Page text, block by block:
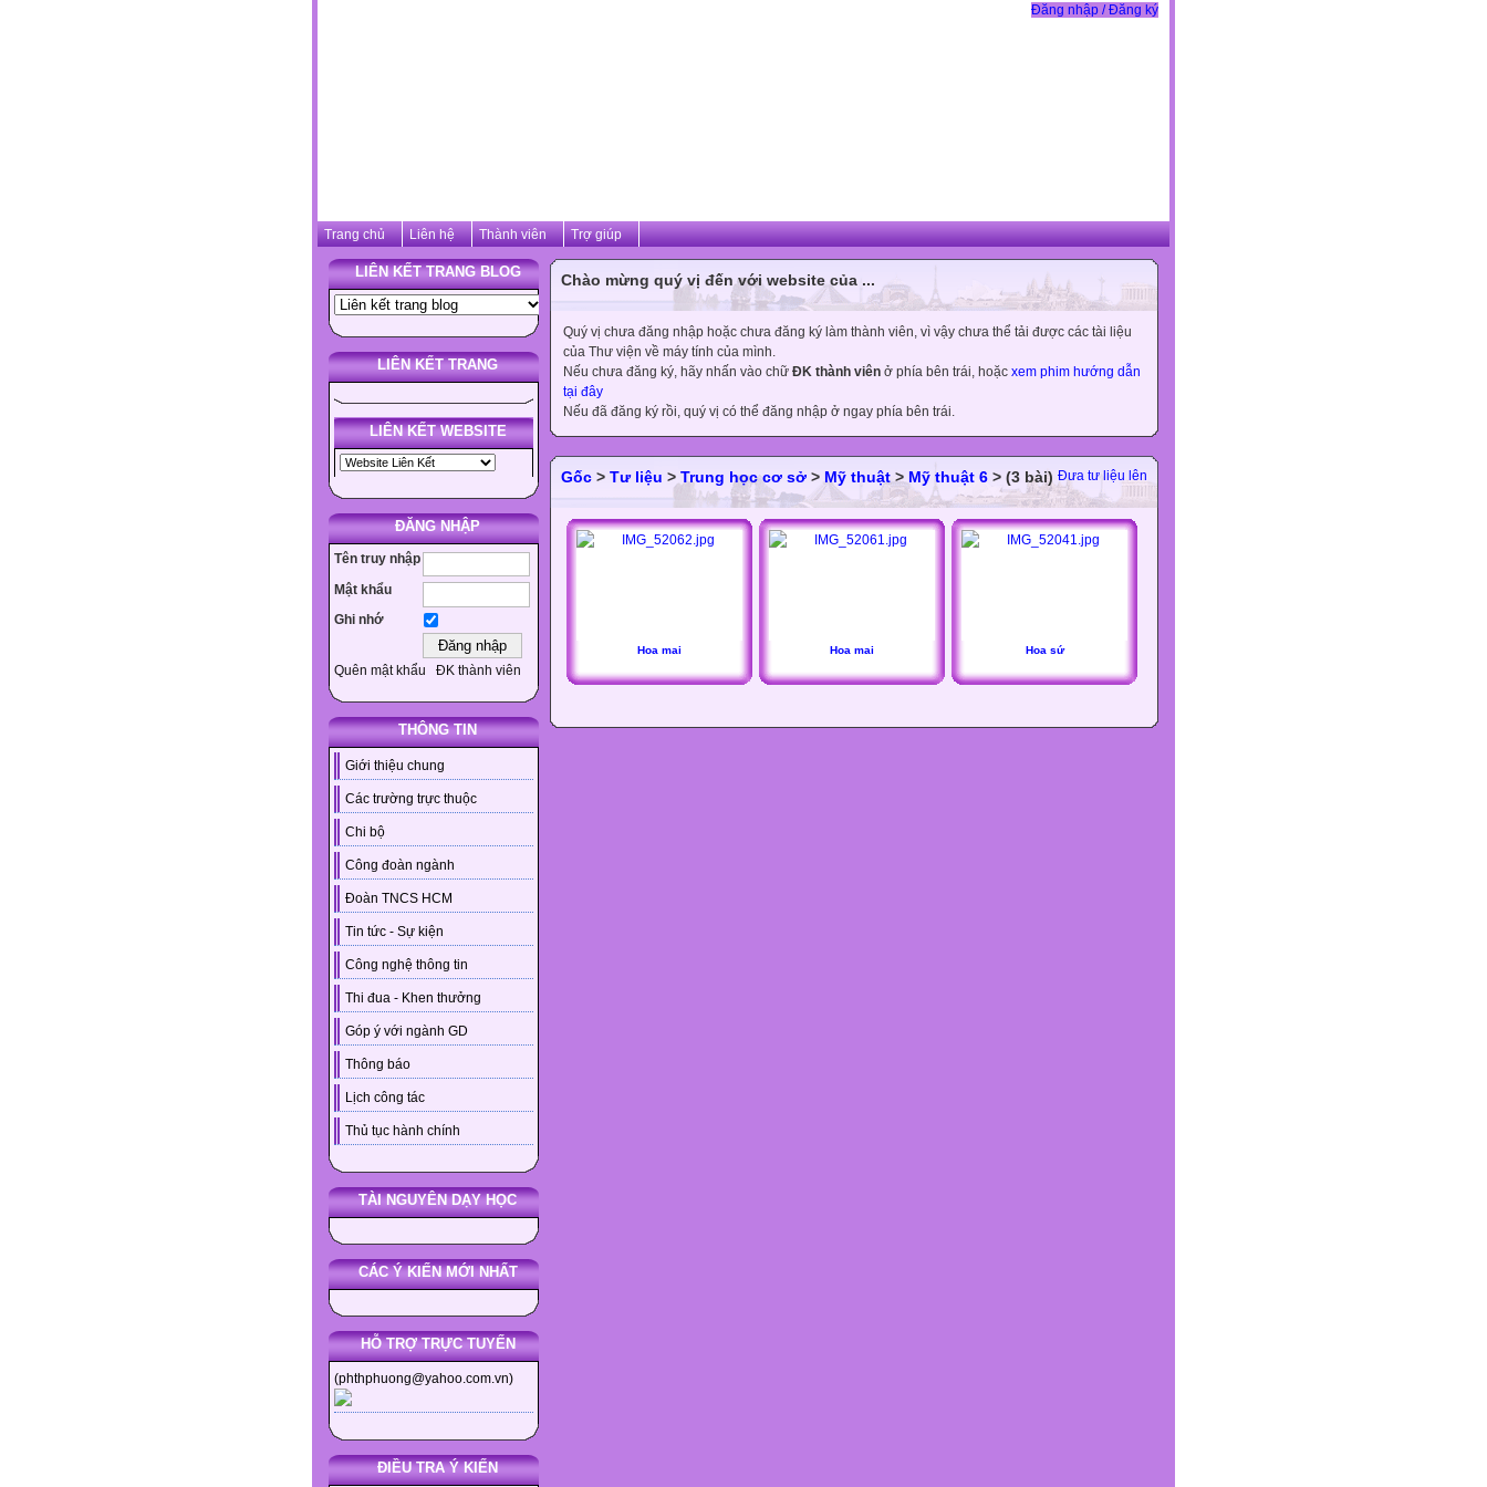
Đăng nhập / Đăng ký
Trang chủ Liên hệ Thành viên Trợ giúp
LIÊN KẾT TRANG BLOG
LIÊN KẾT TRANG
LIÊN KẾT WEBSITE
ĐĂNG NHẬP
Tên truy nhập
Mật khẩu
Ghi nhớ
Quên mật khẩu ĐK thành viên
THÔNG TIN
Giới thiệu chung
Các trường trực thuộc
Chi bộ
Công đoàn ngành
Đoàn TNCS HCM
Tin tức - Sự kiện
Công nghệ thông tin
Thi đua - Khen thưởng
Góp ý với ngành GD
Thông báo
Lịch công tác
Thủ tục hành chính
TÀI NGUYÊN DẠY HỌC
CÁC Ý KIẾN MỚI NHẤT
HỖ TRỢ TRỰC TUYẾN
(phthphuong@yahoo.com.vn)
ĐIỀU TRA Ý KIẾN
Chào mừng quý vị đến với website của ...
Quý vị chưa đăng nhập hoặc chưa đăng ký làm thành viên, vì vậy chưa thể tải được các tài liệu
của Thư viện về máy tính của mình.
Nếu chưa đăng ký, hãy nhấn vào chữ ĐK thành viên ở phía bên trái, hoặc xem phim hướng dẫn
tại đây
Nếu đã đăng ký rồi, quý vị có thể đăng nhập ở ngay phía bên trái.
Đưa tư liệu lên
Gốc > Tư liệu > Trung học cơ sở > Mỹ thuật > Mỹ thuật 6 > (3 bài)
Hoa mai Hoa mai Hoa sứ